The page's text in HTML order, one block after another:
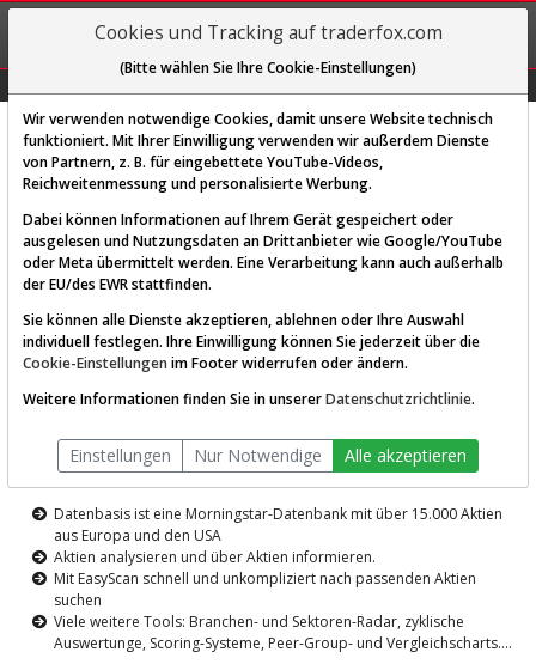
REGIS-
TRIEREN
Diese Funktion ist nur für
AKTIEN-TERMINAL
Die Aktienanalyse-Plattform von
TraderFox
Datenbasis ist eine Morningstar-Datenbank mit über 15.000 Aktien
aus Europa und den USA
Aktien analysieren und über Aktien informieren.
Mit EasyScan schnell und unkompliziert nach passenden Aktien
suchen
Viele weitere Tools: Branchen- und Sektoren-Radar, zyklische
Auswertunge, Scoring-Systeme, Peer-Group- und Vergleichscharts....
Cookies und Tracking auf traderfox.com
(Bitte wählen Sie Ihre Cookie-Einstellungen)
Wir verwenden notwendige Cookies, damit unsere Website technisch
funktioniert. Mit Ihrer Einwilligung verwenden wir außerdem Dienste
von Partnern, z. B. für eingebettete YouTube-Videos,
Reichweitenmessung und personalisierte Werbung.
Dabei können Informationen auf Ihrem Gerät gespeichert oder
ausgelesen und Nutzungsdaten an Drittanbieter wie Google/YouTube
oder Meta übermittelt werden. Eine Verarbeitung kann auch außerhalb
der EU/des EWR stattfinden.
Sie können alle Dienste akzeptieren, ablehnen oder Ihre Auswahl
individuell festlegen. Ihre Einwilligung können Sie jederzeit über die
Cookie-Einstellungen im Footer widerrufen oder ändern.
Weitere Informationen finden Sie in unsererDatenschutzrichtlinie.
Einstellungen Nur Notwendige Alle akzeptieren